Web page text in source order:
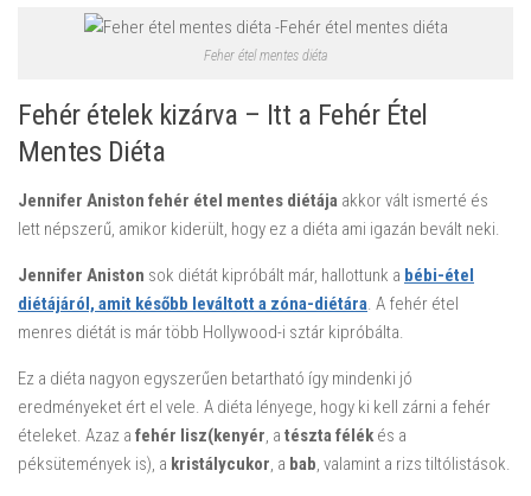
Feher étel mentes diéta
Fehér ételek kizárva – Itt a Fehér Étel
Mentes Diéta
Jennifer Aniston fehér étel mentes diétája akkor vált ismerté és
lett népszerű, amikor kiderült, hogy ez a diéta ami igazán bevált neki.
Jennifer Aniston sok diétát kipróbált már, hallottunk a bébi-étel
diétájáról, amit később leváltott a zóna-diétára. A fehér étel
menres diétát is már több Hollywood-i sztár kipróbálta.
Ez a diéta nagyon egyszerűen betartható így mindenki jó
eredményeket ért el vele. A diéta lényege, hogy ki kell zárni a fehér
ételeket. Azaz a fehér lisz(kenyér, a tészta félékés a
péksütemények is), a kristálycukor, a bab, valamint a rizs tiltólistások.